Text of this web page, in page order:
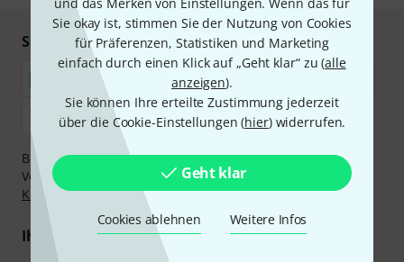
Sie okay ist, stimmen Sie der Nutzung von Cookies
für Präferenzen, Statistiken und Marketing
einfach durch einen Klick auf „Geht klar“ zu (alle
anzeigen).
Sie können Ihre erteilte Zustimmung jederzeit
über die Cookie-Einstellungen (hier) widerrufen.
Geht klar
Cookies ablehnen Weitere Infos
Sicher einkaufen & bezahlen
Bezahlen Sie vertraulich und sicher per Nachnahme,
Vorkasse, PayPal, Amazon Pay,Klarna Sofort bezahlen
,
Klarna Ratenzahlungoder Kreditkarte.
Ihre Vorteile